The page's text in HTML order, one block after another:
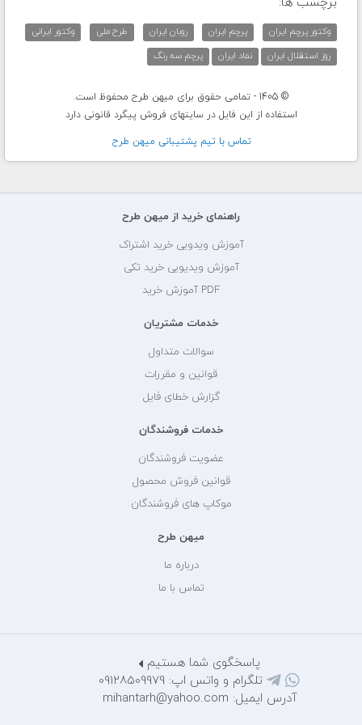
وکتور پرچم ایران پرچم ایران روبان ایران طرح ملی
وکتور ایرانی
روز استقلال ایران
نماد ایران پرچم سه رنگ
© 1405 - تمامی حقوق برای میهن طرح محفوظ است.
استفاده از این فایل در سایتهای فروش پیگرد قانونی دارد
تماس با تيم پشتيبانی ميهن طرح
راهنمای خرید از میهن طرح
آموزش ویدویی خرید اشتراک
آموزش ویدیویی خرید تکی
PDF آموزش خرید
خدمات مشتریان
سوالات متداول
قوانین و مقررات
گزارش خطای فایل
خدمات فروشندگان
عضویت فروشندگان
قوانین فروش محصول
موکاپ های فروشندگان
میهن طرح
درباره ما
تماس با ما
پاسخگوی شما هستیم
تلگرام و واتس اپ: 09128509979
آدرس ایمیل: mihantarh@yahoo.com